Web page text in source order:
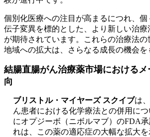
個別化医療への注目が高まるにつれ、
伝子変異を標的とした、より新しい治療
が期待されています。これらの治療法
地域への拡大は、さらなる成長の機会を
結腸直腸がん治療薬市場における
向
ブリストル・マイヤーズ スクイブは
ん患者における化学療法との併用に
にオプジーボ（ニボルマブ）のFDA
れは、この薬の適応症の大幅な拡大を